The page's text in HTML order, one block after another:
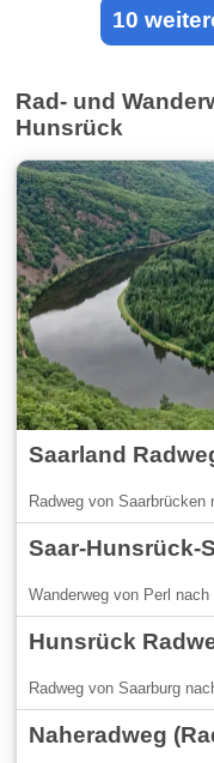
10
Rad- und
Hunsrück
Saarland
Radweg von
Saar-Hunsrück-
Wanderweg von Perl
Hunsrück
Radweg von Saarburg
Naheradweg